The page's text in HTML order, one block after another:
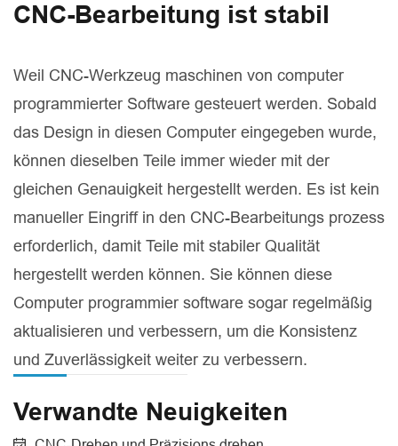
CNC-Bearbeitung ist stabil
Weil CNC-Werkzeug maschinen von computer
programmierter Software gesteuert werden. Sobald
das Design in diesen Computer eingegeben wurde,
können dieselben Teile immer wieder mit der
gleichen Genauigkeit hergestellt werden. Es ist kein
manueller Eingriff in den CNC-Bearbeitungs prozess
erforderlich, damit Teile mit stabiler Qualität
hergestellt werden können. Sie können diese
Computer programmier software sogar regelmäßig
aktualisieren und verbessern, um die Konsistenz
und Zuverlässigkeit weiter zu verbessern.
Verwandte Neuigkeiten